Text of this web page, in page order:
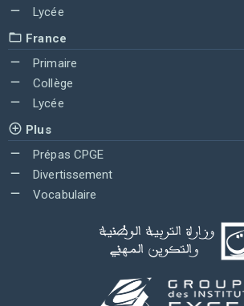
Lycée
France
Primaire
Collège
Lycée
Plus
Prépas CPGE
Divertissement
Vocabulaire